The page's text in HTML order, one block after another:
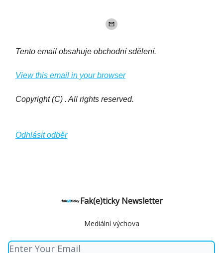
Tento email obsahuje obchodní sdělení.
View this email in your browser
Copyright (C) . All rights reserved.
Odhlásit odběr
Fak(e)ticky Newsletter
Mediální výchova